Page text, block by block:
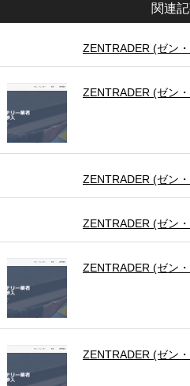
関連
ZENTRADER (ゼン
ZENTRADER (ゼン
ZENTRADER (ゼン
ZENTRADER (ゼン
ZENTRADER (ゼン
ZENTRADER (ゼン